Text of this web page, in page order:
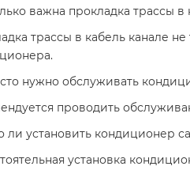
важна прокладка трассы в
трассы в кабель канале
нужно обслуживать
проводить
установить кондиционер
установка